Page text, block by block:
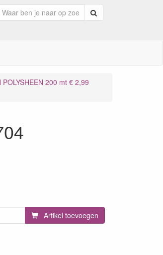
200 mt € 2,99
Artikel toevoegen